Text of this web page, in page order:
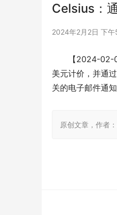
Celsius：
2024年2月2日 下
【2024-
美元计价，并通
关的电子邮件通知
原创文章，作者